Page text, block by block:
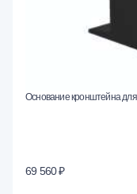
Основание кронштейна
69 560 ₽